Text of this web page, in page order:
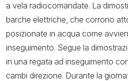
a vela radiocomandate. La
barche elettriche, che corrono
posizionate in acqua come
inseguimento. Segue la
in una regata ad inseguimento
cambi direzione. Durante la